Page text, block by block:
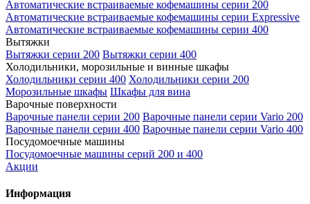
Автоматические встраиваемые кофемашины серии 200
Автоматические встраиваемые кофемашины серии Expressive
Автоматические встраиваемые кофемашины серии 400
Вытяжки
Вытяжки серии 200 Вытяжки серии 400
Холодильники, морозильные и винные шкафы
Холодильники серии 400 Холодильники серии 200
Морозильные шкафы Шкафы для вина
Варочные поверхности
Варочные панели серии 200 Варочные панели серии Vario 200
Варочные панели серии 400 Варочные панели серии Vario 400
Посудомоечные машины
Посудомоечные машины серий 200 и 400
Акции
Информация